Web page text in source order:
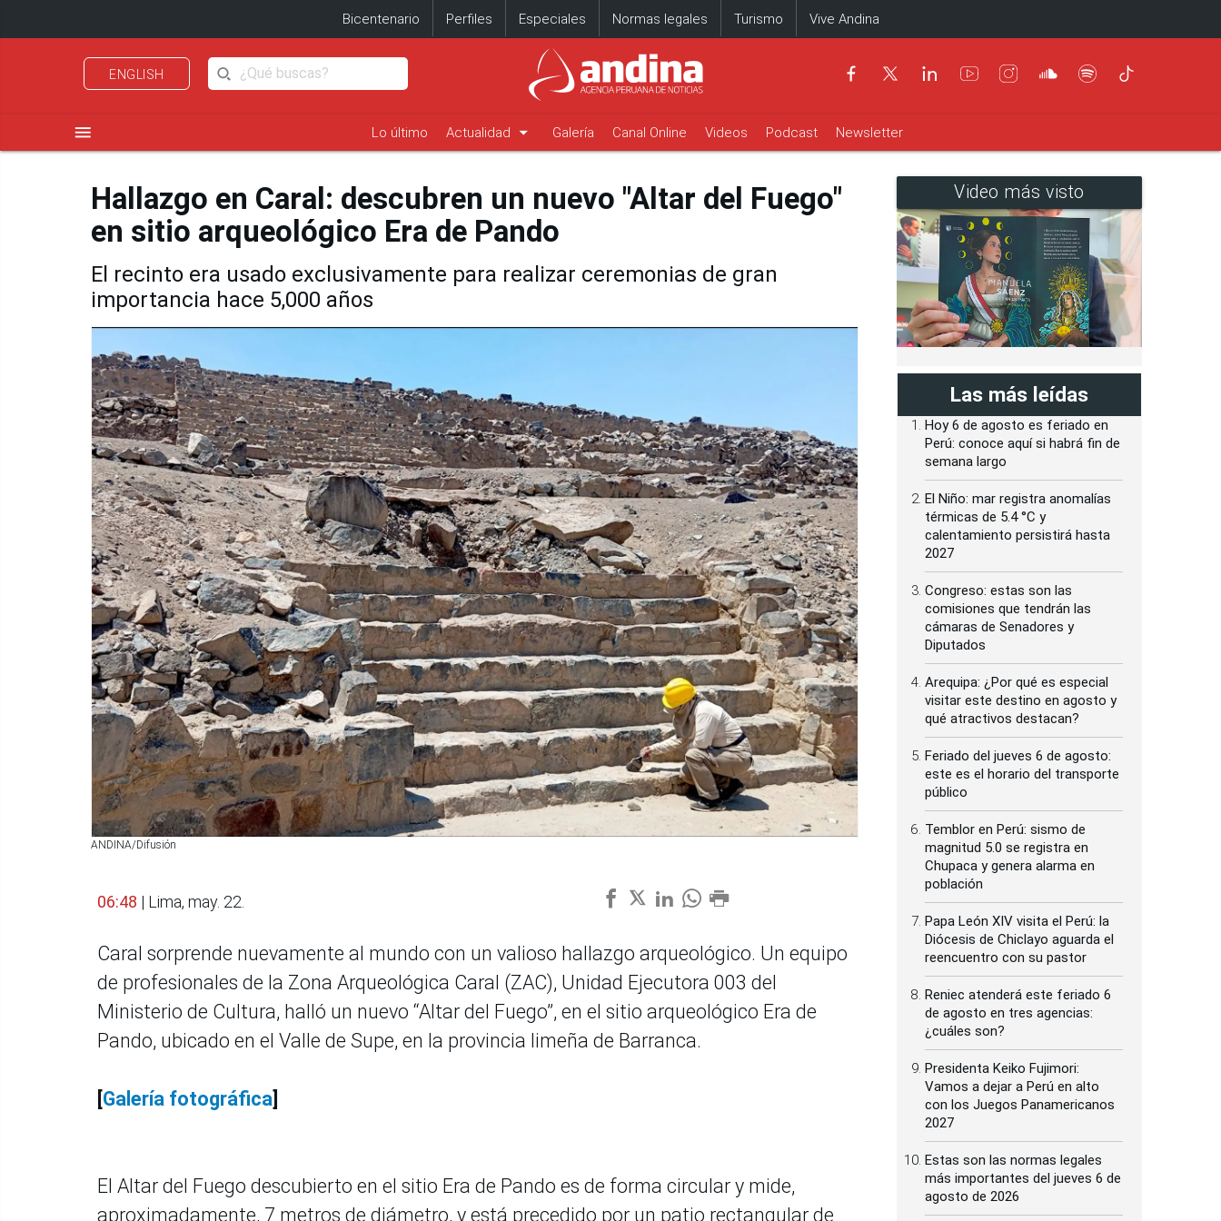
Bicentenario Perfiles Especiales Normas legales Turismo Vive Andina
ENGLISH
menu Lo último Actualidad arrow_drop_down Galería Canal Online Videos Podcast Newsletter
Hallazgo en Caral: descubren un nuevo "Altar del Fuego"
en sitio arqueológico Era de Pando
El recinto era usado exclusivamente para realizar ceremonias de gran
importancia hace 5,000 años
ANDINA/Difusión
06:48 | Lima, may. 22.
Caral sorprende nuevamente al mundo con un valioso hallazgo arqueológico. Un equipo
de profesionales de la Zona Arqueológica Caral (ZAC), Unidad Ejecutora 003 del
Ministerio de Cultura, halló un nuevo “Altar del Fuego”, en el sitio arqueológico Era de
Pando, ubicado en el Valle de Supe, en la provincia limeña de Barranca.
[Galería fotográfica]
El Altar del Fuego descubierto en el sitio Era de Pando es de forma circular y mide,
aproximadamente, 7 metros de diámetro, y está precedido por un patio rectangular de
Video más visto
Las más leídas
Hoy 6 de agosto es feriado en
Perú: conoce aquí si habrá fin de
semana largo
El Niño: mar registra anomalías
térmicas de 5.4 °C y
calentamiento persistirá hasta
2027
Congreso: estas son las
comisiones que tendrán las
cámaras de Senadores y
Diputados
Arequipa: ¿Por qué es especial
visitar este destino en agosto y
qué atractivos destacan?
Feriado del jueves 6 de agosto:
este es el horario del transporte
público
Temblor en Perú: sismo de
magnitud 5.0 se registra en
Chupaca y genera alarma en
población
Papa León XIV visita el Perú: la
Diócesis de Chiclayo aguarda el
reencuentro con su pastor
Reniec atenderá este feriado 6
de agosto en tres agencias:
¿cuáles son?
Presidenta Keiko Fujimori:
Vamos a dejar a Perú en alto
con los Juegos Panamericanos
2027
Estas son las normas legales
más importantes del jueves 6 de
agosto de 2026